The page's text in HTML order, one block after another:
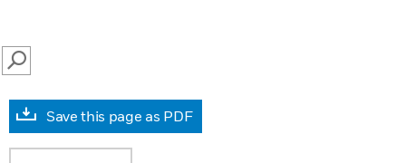
SEARCH
Save this page as PDF